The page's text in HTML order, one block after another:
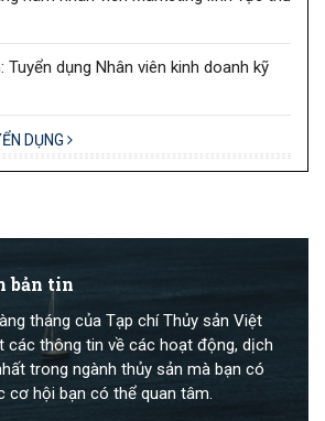
Tuyển dụng Nhân viên kinh doanh kỹ
DỤNG
bản tin
tháng của Tạp chí Thủy sản Việt
các thông tin về các hoạt động, dịch
trong ngành thủy sản mà bạn có
cơ hội bạn có thể quan tâm.